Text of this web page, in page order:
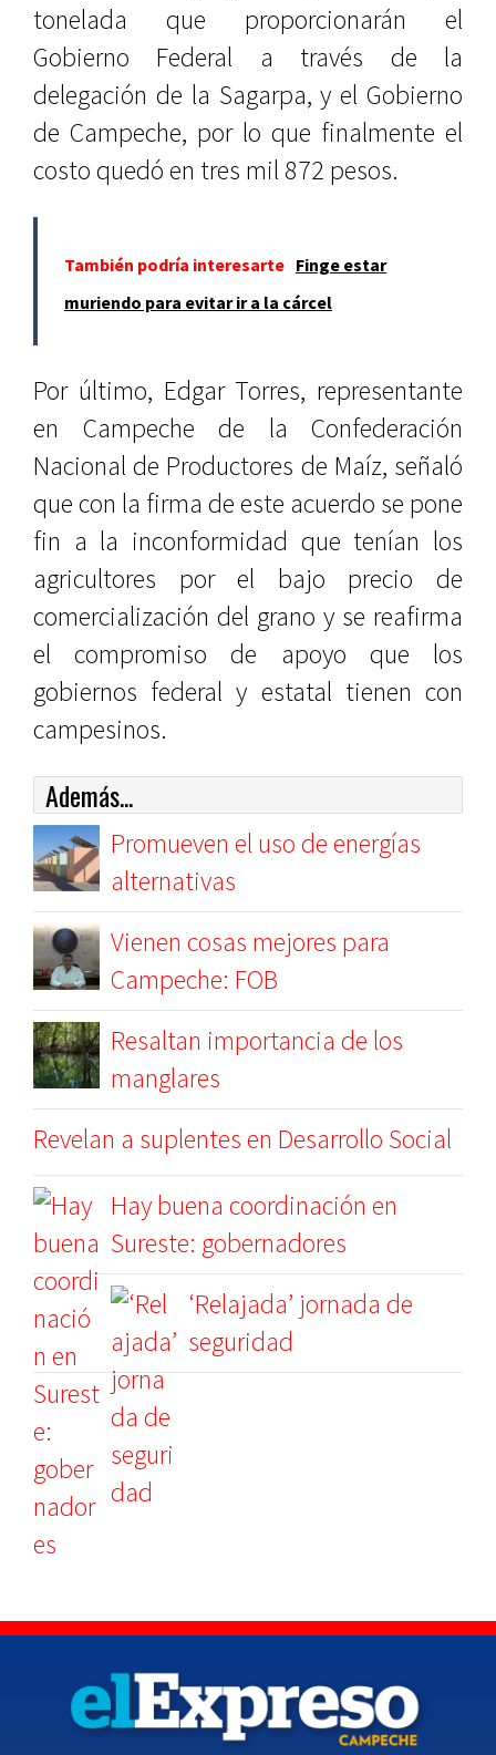
tonelada que proporcionarán el
Gobierno Federal a través de la
delegación de la Sagarpa, y el Gobierno
de Campeche, por lo que finalmente el
costo quedó en tres mil 872 pesos.
También podría interesarte Finge estar
muriendo para evitar ir a la cárcel
Por último, Edgar Torres, representante
en Campeche de la Confederación
Nacional de Productores de Maíz, señaló
que con la firma de este acuerdo se pone
fin a la inconformidad que tenían los
agricultores por el bajo precio de
comercialización del grano y se reafirma
el compromiso de apoyo que los
gobiernos federal y estatal tienen con
campesinos.
Además...
Promueven el uso de energías
alternativas
Vienen cosas mejores para
Campeche: FOB
Resaltan importancia de los
manglares
Revelan a suplentes en Desarrollo Social
Hay buena coordinación en
Sureste: gobernadores
‘Relajada’ jornada de
seguridad